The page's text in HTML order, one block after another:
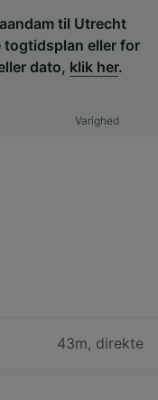
til Utrecht
togtidsplan eller for
dato, klik her.
Varighed
43m, direkte